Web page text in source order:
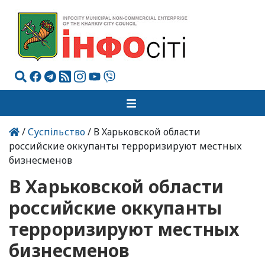
/Суспільство/ В Харьковской области
российские оккупанты терроризируют местных
бизнесменов
В Харьковской области
российские оккупанты
терроризируют местных
бизнесменов